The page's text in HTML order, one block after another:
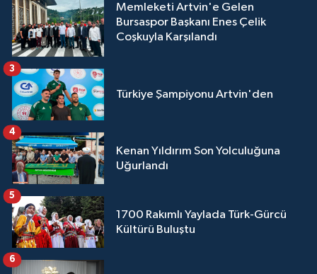
Memleketi Artvin'e Gelen
Bursaspor Başkanı Enes Çelik
Coşkuyla Karşılandı
Türkiye Şampiyonu Artvin'den
3
Kenan Yıldırım Son Yolculuğuna
Uğurlandı
4
1700 Rakımlı Yaylada Türk-Gürcü
Kültürü Buluştu
5
6